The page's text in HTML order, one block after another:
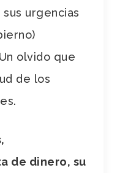
urgencias
olvido que
de los
de dinero, su